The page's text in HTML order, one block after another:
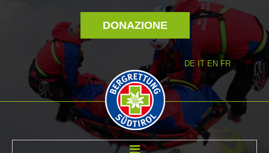
DONAZIONE
DE IT EN FR